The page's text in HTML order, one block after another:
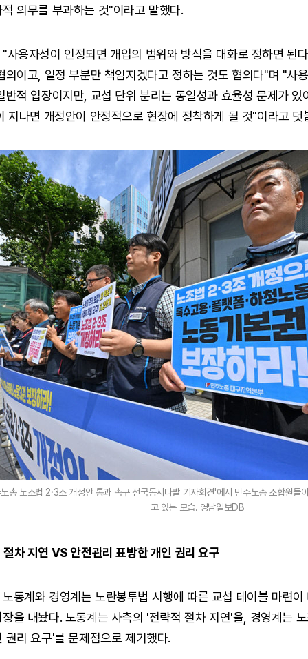
의무를 부과하는 것"이라고 말했다.
사용자성이 인정되면 개입의 범위와 방식을 대화로 정하면 된
의이고, 일정 부분만 책임지겠다고 정하는 것도 협의다"며 "사
반적 입장이지만, 교섭 단위 분리는 동일성과 효율성 문제가 있
지나면 개정안이 안정적으로 현장에 정착하게 될 것"이라고 덧
총 노조법 2·3조 개정안 통과 촉구 전국동시다발 기자회견'에서 민주노총 조합원들
고 있는 모습. 영남일보DB
차 지연 VS 안전관리 표방한 개인 권리 요구
노동계와 경영계는 노란봉투법 시행에 따른 교섭 테이블 마련
장을 내놨다. 노동계는 사측의 '전략적 절차 지연'을, 경영계는
권리 요구'를 문제점으로 제기했다.